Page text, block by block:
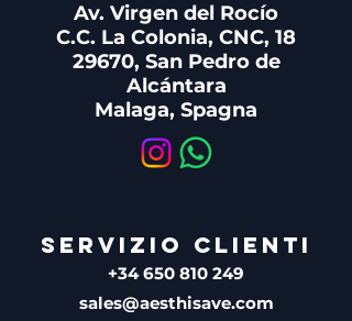
Av. Virgen del Rocío
C.C. La Colonia, CNC, 18
29670, San Pedro de
Alcántara
​Malaga, Spagna
SERVIZIO CLIENTI
+34 650 810 249
sales@aesthisave.com